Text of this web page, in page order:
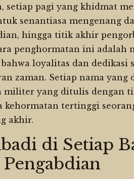
setiap pagi yang khidmat
senantiasa mengenang
hingga titik akhir
penghormatan ini adalah
loyalitas dan dedikasi
zaman. Setiap nama
militer yang ditulis dengan
kehormatan tertinggi
akhir.
di Setiap